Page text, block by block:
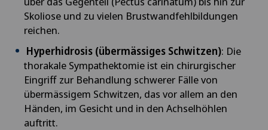
Augensprechstunden
Ayurvedische Massage
Babymoon im Swiss Medical Network
Bänderriss / Bandverletzung
Skoliose und zu vielen Brustwandfehlbildungen
reichen.
Hyperhidrosis (übermässiges Schwitzen): Die
thorakale Sympathektomie ist ein chirurgischer
Eingriff zur Behandlung schwerer Fälle von
übermässigem Schwitzen, das vor allem an den
Händen, im Gesicht und in den Achselhöhlen
auftritt.